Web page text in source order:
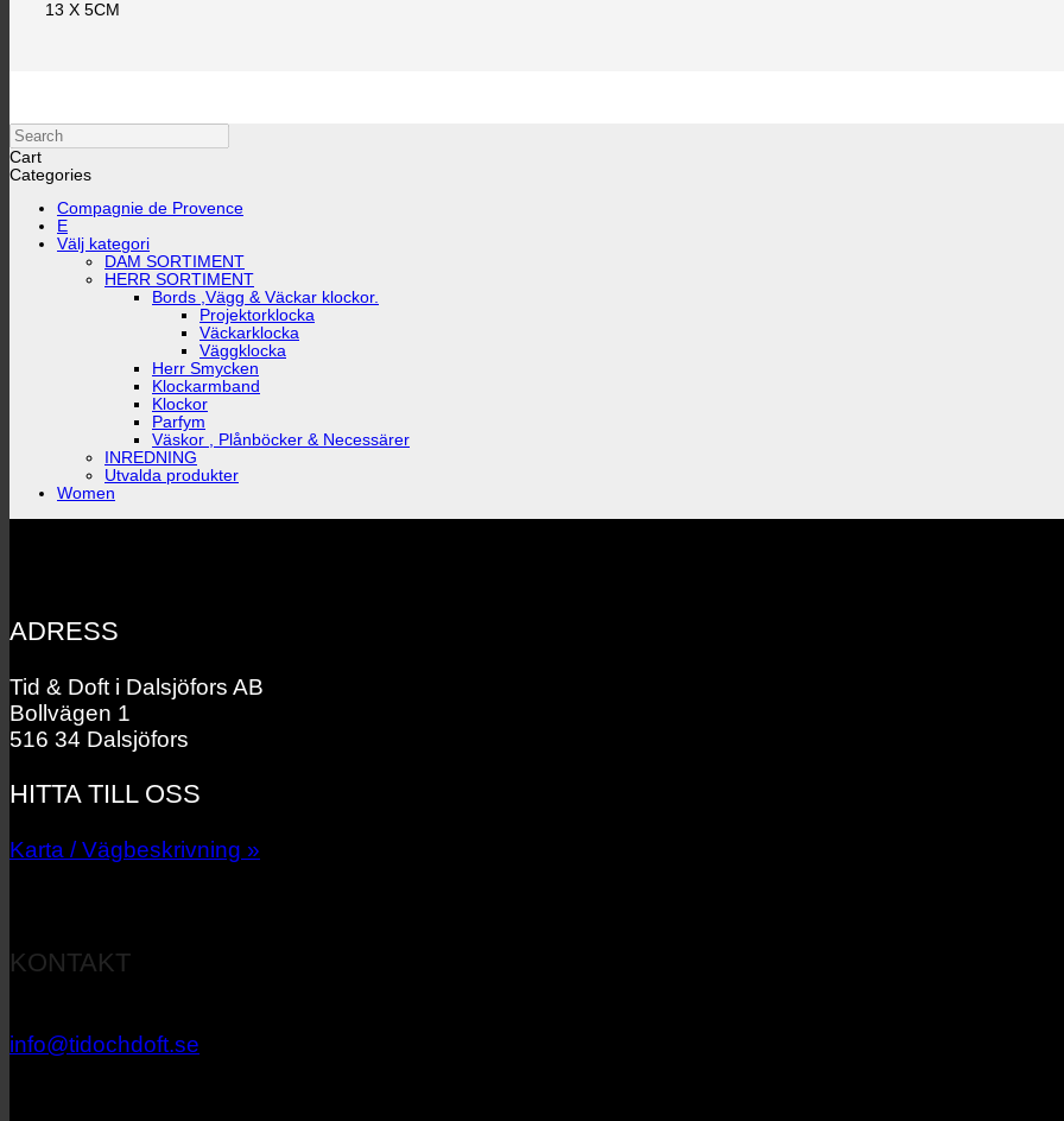
13 X 5CM
Search
Cart
Categories
Compagnie de Provence
E
Välj kategori
DAM SORTIMENT
HERR SORTIMENT
Bords ,Vägg & Väckar klockor.
Projektorklocka
Väckarklocka
Väggklocka
Herr Smycken
Klockarmband
Klockor
Parfym
Väskor , Plånböcker & Necessärer
INREDNING
Utvalda produkter
Women
ADRESS
Tid & Doft i Dalsjöfors AB
Bollvägen 1
516 34 Dalsjöfors
HITTA TILL OSS
Karta / Vägbeskrivning »
KONTAKT
info@tidochdoft.se